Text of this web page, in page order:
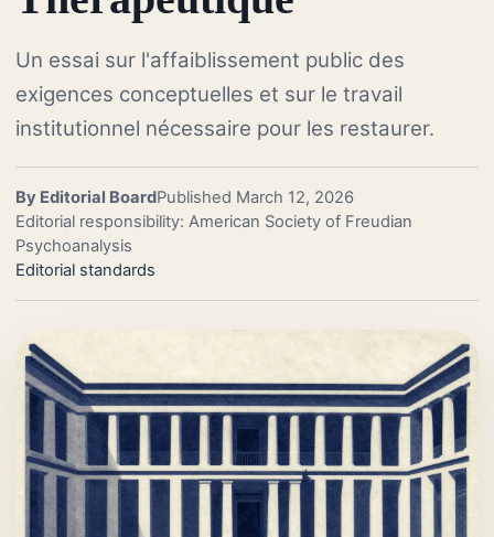
Un essai sur l'affaiblissement public des
exigences conceptuelles et sur le travail
institutionnel nécessaire pour les restaurer.
By Editorial BoardPublished March 12, 2026
Editorial responsibility: American Society of Freudian
Psychoanalysis
Editorial standards